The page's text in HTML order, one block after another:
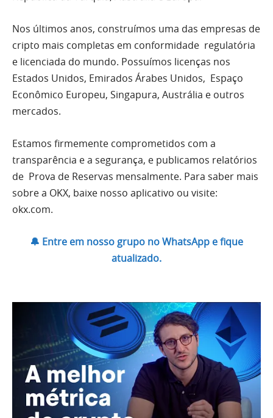
Nos últimos anos, construímos uma das empresas de
cripto mais completas em conformidade regulatória
e licenciada do mundo. Possuímos licenças nos
Estados Unidos, Emirados Árabes Unidos, Espaço
Econômico Europeu, Singapura, Austrália e outros
mercados.
Estamos firmemente comprometidos com a
transparência e a segurança, e publicamos relatórios
de Prova de Reservas mensalmente. Para saber mais
sobre a OKX, baixe nosso aplicativo ou visite:
okx.com.
🔔 Entre em nosso grupo no WhatsApp e fique
atualizado.